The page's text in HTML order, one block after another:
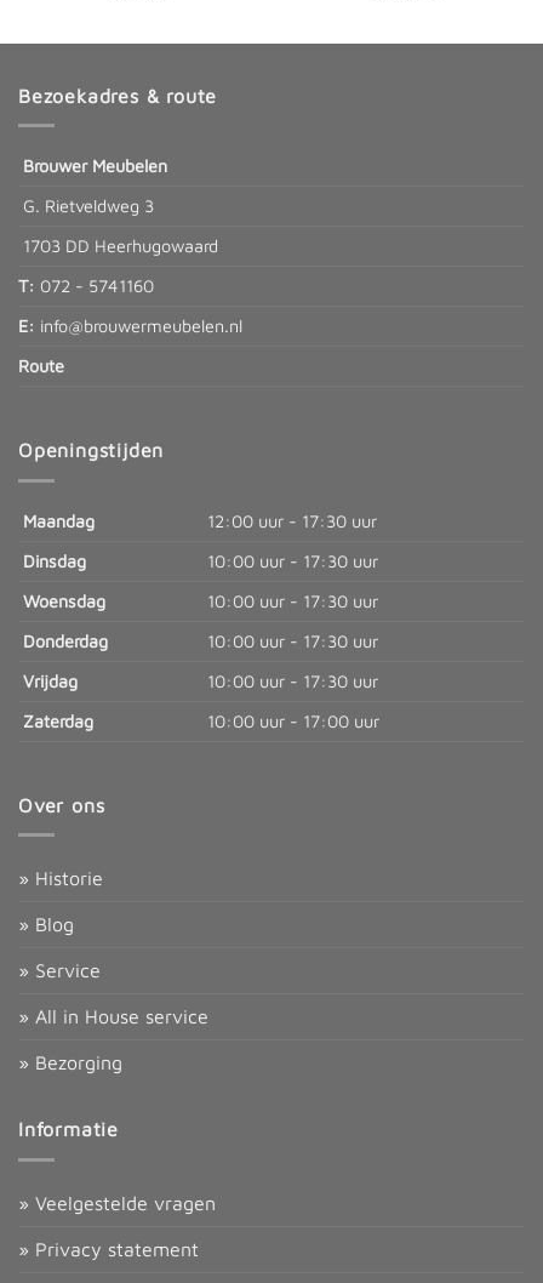
Bezoekadres & route
Brouwer Meubelen
G. Rietveldweg 3
1703 DD Heerhugowaard
T: 072 - 5741160
E: info@brouwermeubelen.nl
Route
Openingstijden
Maandag
12:00 uur - 17:30 uur
Dinsdag
10:00 uur - 17:30 uur
Woensdag
10:00 uur - 17:30 uur
Donderdag
10:00 uur - 17:30 uur
Vrijdag
10:00 uur - 17:30 uur
Zaterdag
10:00 uur - 17:00 uur
Over ons
» Historie
» Blog
» Service
» All in House service
» Bezorging
Informatie
» Veelgestelde vragen
» Privacy statement